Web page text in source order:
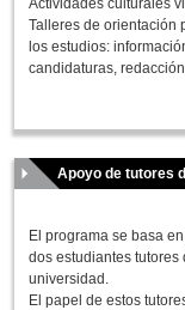
Actividades culturales
Talleres de orientación
los estudios:
candidaturas,
Apoyo de tutores
El programa se basa
dos estudiantes tutores
universidad.
El papel de estos